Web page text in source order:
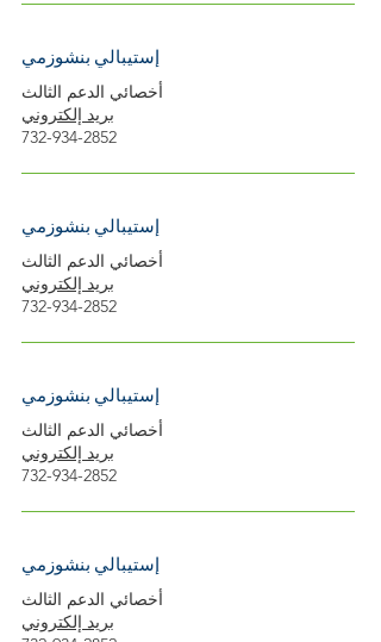
إستيبالي بنشوزمي
أخصائي الدعم الثالث
بريد إلكتروني
732-934-2852
إستيبالي بنشوزمي
أخصائي الدعم الثالث
بريد إلكتروني
732-934-2852
إستيبالي بنشوزمي
أخصائي الدعم الثالث
بريد إلكتروني
732-934-2852
إستيبالي بنشوزمي
أخصائي الدعم الثالث
بريد إلكتروني